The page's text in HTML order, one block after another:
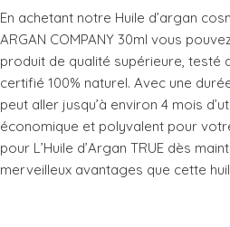
En achetant notre Huile d’argan
ARGAN COMPANY 30ml vous
produit de qualité supérieure, testé
certifié 100% naturel. Avec une
peut aller jusqu’à environ 4 mois
économique et polyvalent pour
pour L’Huile d’Argan TRUE dès
merveilleux avantages que cette